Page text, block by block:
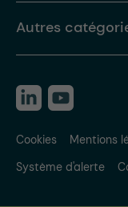
Autres
Cookies Mentions
Système d'alerte